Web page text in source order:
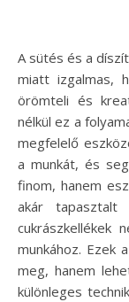
A sütés és a díszítés művészete nem csak a végeredmény
miatt izgalmas,
örömteli és
nélkül ez a
megfelelő
a munkát, és
finom, hanem
akár
cukrászkellékek
munkához. Ezek
meg, hanem
különleges